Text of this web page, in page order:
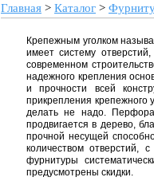
Главная > Каталог >
Крепежным уголком
имеет систему
современном
надежного крепления
и прочности всей
прикрепления крепежного
делать не надо.
продвигается в дерево,
прочной несущей
количеством отверстий,
фурнитуры
предусмотрены скидки.